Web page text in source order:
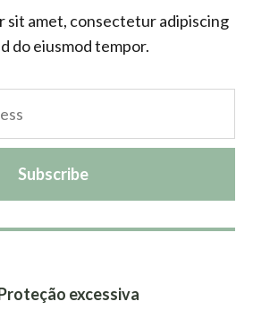
sit amet, consectetur adipiscing
do eiusmod tempor.
Subscribe
excessiva